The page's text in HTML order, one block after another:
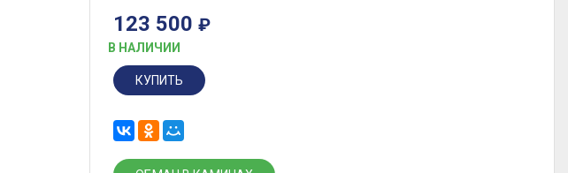
123 500₽
В НАЛИЧИИ
КУПИТЬ